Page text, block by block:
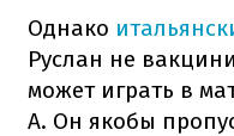
Однако
Руслан не
может играть в
А. Он якобы